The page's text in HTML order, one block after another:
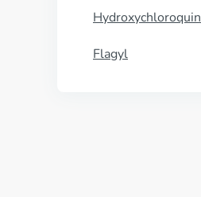
Hydroxychloroquin
Flagyl